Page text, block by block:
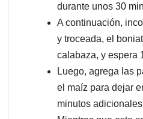
durante unos 30
A continuación,
y troceada, el
calabaza, y espera
Luego, agrega las
el maíz para dejar
minutos